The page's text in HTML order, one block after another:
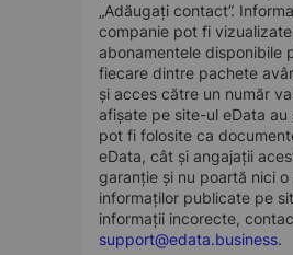
„Adăugați contact”.
companie pot fi
abonamentele disponibile
fiecare dintre pachete
și acces către un număr
afișate pe site-ul eData
pot fi folosite ca
eData, cât și angajații
garanție și nu poartă nici
informaților publicate pe
informații incorecte,
support@edata.business.